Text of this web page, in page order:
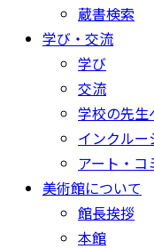
蔵書検索
学び・交流
学び
交流
学校の先生
インクルー
アート・コ
美術館について
館長挨拶
本館